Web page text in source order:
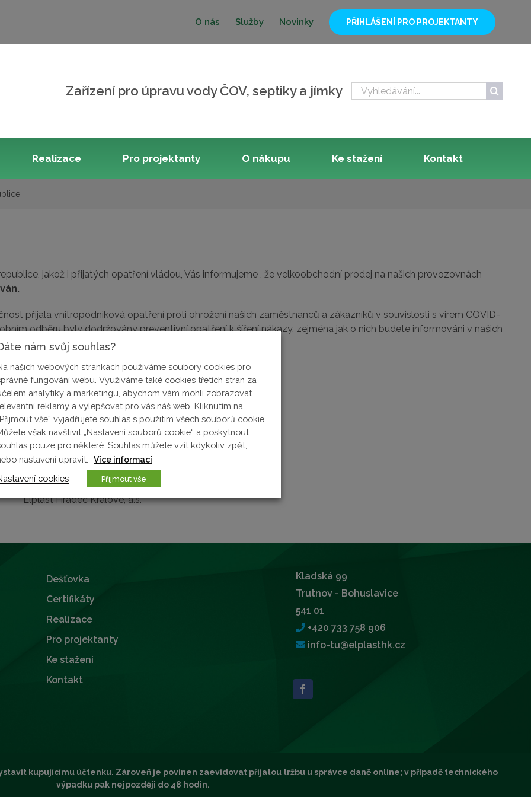
O nás Služby Novinky PŘIHLÁŠENÍ PRO PROJEKTANTY
Zařízení pro úpravu vody ČOV, septiky a jímky Hledat:
Realizace Pro projektanty O nákupu Ke stažení Kontakt
jakož i přijatých opatření vládou, Vás informujeme , že velkoobchodní prodej na našich provozovnách
přijala vnitropodniková opatření proti ohrožení našich zaměstnanců a zákazníků v souvislosti s virem COVID-
odběru byly dodržovány preventivní opatření k šíření nákazy, zejména jak o nich budete informováni v našich
a.s.
Dešťovka
Certifikáty
Realizace
Pro projektanty
Ke stažení
Kontakt
Kladská 99
Trutnov - Bohuslavice
541 01
+420 733 758 906
info-tu@elplasthk.cz
kupujícímu účtenku. Zároveň je povinen zaevidovat přijatou tržbu u správce daně online; v případě technického
výpadku pak nejpozději do 48 hodin.
nám svůj souhlas?
našich webových stránkách používáme soubory cookies pro
fungování webu. Využíváme také cookies třetích stran za
analytiky a marketingu, abychom vám mohli zobrazovat
reklamy a vylepšovat pro vás náš web. Kliknutím na
vše“ vyjadřujete souhlas s použitím všech souborů cookie.
však navštívit „Nastavení souborů cookie“ a poskytnout
pouze pro některé. Souhlas můžete vzít kdykoliv zpět,
nastavení upravit.
Více informací
cookies Přijmout vše